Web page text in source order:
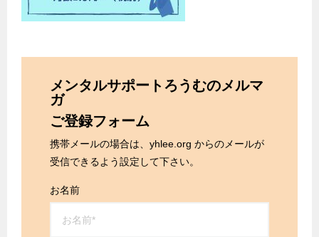
メンタルサポートろうむのメルマ
ガ
ご登録フォーム
携帯メールの場合は、yhlee.org からのメールが
受信できるよう設定して下さい。
お名前